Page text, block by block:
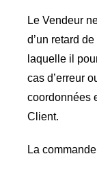
Le Vendeur
d’un retard
laquelle il
cas d’erreur
coordonnées
Client.
La